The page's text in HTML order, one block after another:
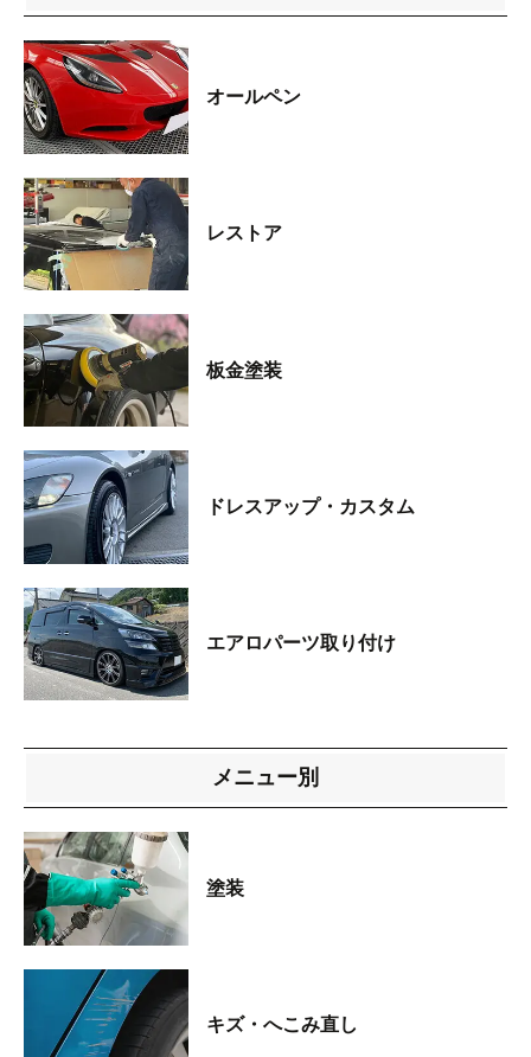
オールペン
レストア
板金塗装
ドレスアップ・カスタム
エアロパーツ取り付け
メニュー別
塗装
キズ・へこみ直し